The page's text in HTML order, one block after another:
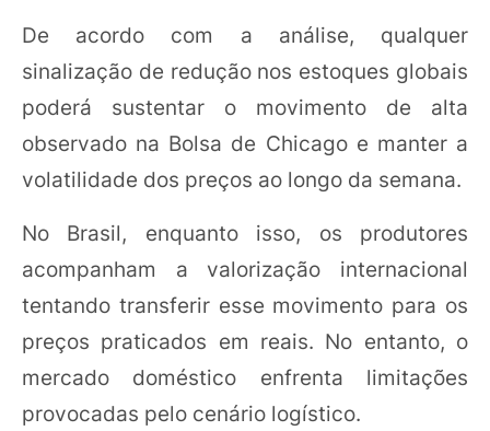
De acordo com a análise, qualquer
sinalização de redução nos estoques globais
poderá sustentar o movimento de alta
observado na Bolsa de Chicago e manter a
volatilidade dos preços ao longo da semana.
No Brasil, enquanto isso, os produtores
acompanham a valorização internacional
tentando transferir esse movimento para os
preços praticados em reais. No entanto, o
mercado doméstico enfrenta limitações
provocadas pelo cenário logístico.